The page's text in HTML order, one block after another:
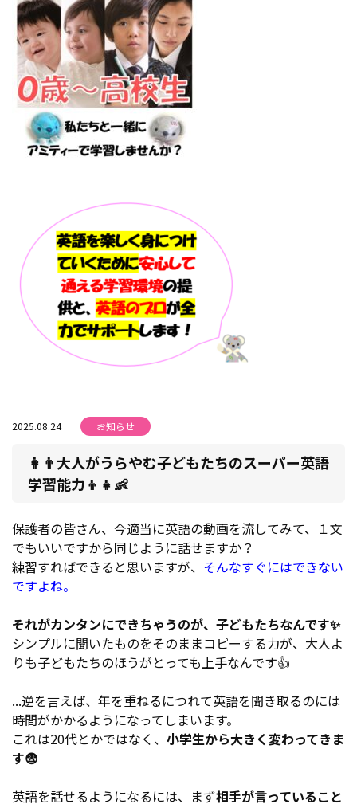
2025.08.24 お知らせ
👩👨大人がうらやむ子どもたちのスーパー英語
学習能力👦👧👶
保護者の皆さん、今適当に英語の動画を流してみて、１文
でもいいですから同じように話せますか？
練習すればできると思いますが、 そんなすぐにはできない
ですよね。
それがカンタンにできちゃうのが、子どもたちなんです✨
シンプルに聞いたものをそのままコピーする力が、大人よ
りも子どもたちのほうがとっても上手なんです👍
...逆を言えば、年を重ねるにつれて英語を聞き取るのには
時間がかかるようになってしまいます。
これは20代とかではなく、 小学生から大きく変わってきま
す😨
英語を話せるようになるには、まず相手が言っていること